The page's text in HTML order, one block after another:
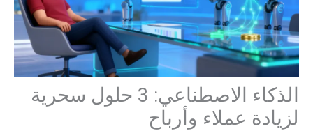
الذكاء الاصطناعي: 3 حلول سحرية
لزيادة عملاء وأرباح